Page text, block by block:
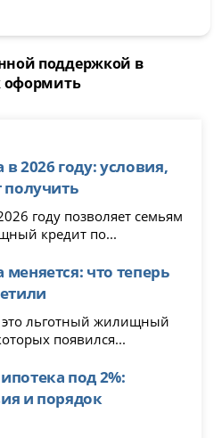
поддержкой в
оформить
2026 году: условия,
получить
году позволяет семьям
кредит по...
что теперь
льготный жилищный
появился...
под 2%:
и порядок